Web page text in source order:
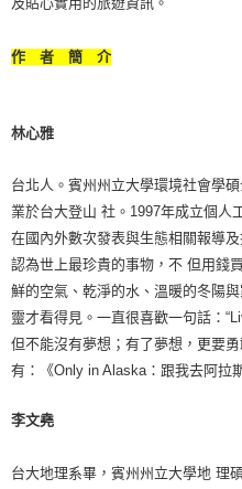
作 者 簡 介
林心雅
台北人。賓州州立大學環境社會學
業於台大登山 社。1997年成立個人
在國內外數次發表與生態相關報導
認為世上最珍貴的事物，不 但用錢
鮮的空氣、乾淨的水、溫暖的冬陽
靈才看得見。一直很喜歡一句話：
但不能沒有夢想；有了夢想，更要
有：《Only in Alaska：跟我去阿拉
李文堯
台大地理系畢，賓州州立大學地 理